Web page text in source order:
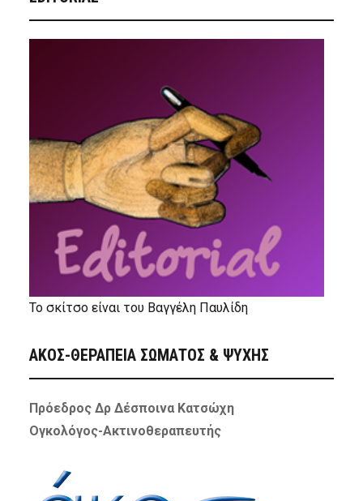
Το σκίτσο είναι του Βαγγέλη Παυλίδη
ΑΚΟΣ-ΘΕΡΑΠΕΙΑ ΣΩΜΑΤΟΣ & ΨΥΧΗΣ
Πρόεδρος Δρ Δέσποινα Κατσώχη
Ογκολόγος-Ακτινοθεραπευτής